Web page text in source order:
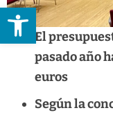
Abrir
El
pasado año
euros
Según la